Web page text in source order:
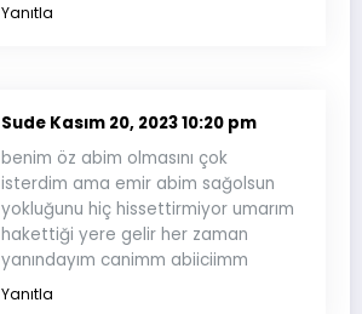
Yanıtla
Sude Kasım 20, 2023 10:20 pm
benim öz abim olmasını çok
isterdim ama emir abim sağolsun
yokluğunu hiç hissettirmiyor umarım
hakettiği yere gelir her zaman
yanındayım canimm abiiciimm
Yanıtla